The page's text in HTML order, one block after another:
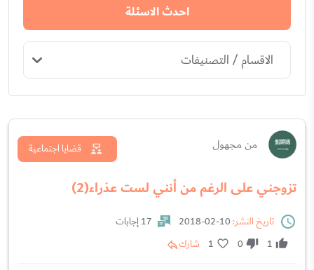
احدث الاسئلة
الاقسام / التصنيفات
من مجهول
تزوجني على الرغم من أنني لست عذراء(2)
قضايا اجتماعية
تاريخ النشر:
17 إجابات
1
0
1 شارك